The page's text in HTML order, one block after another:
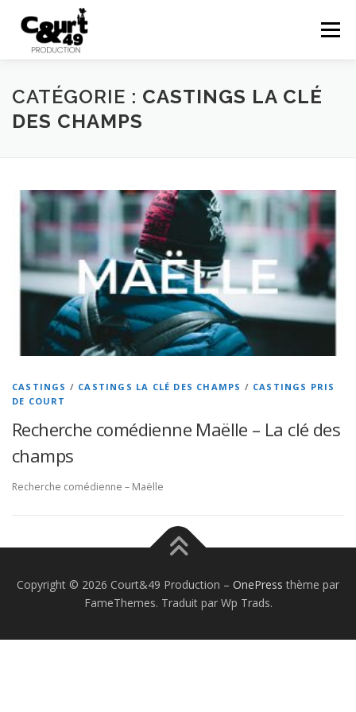
Menu
EN SAVOIR PLUS ACTUALITÉS RÉALISATIONS
CONTACT
CATÉGORIE : CASTINGS LA CLÉ
DES CHAMPS
CASTINGS / CASTINGS LA CLÉ DES CHAMPS / CASTINGS PRIS
DE COURT
Recherche comédienne Maëlle – La clé des
champs
Recherche comédienne – Maëlle
Copyright © 2026 Court&49 Production – OnePress thème par
FameThemes. Traduit par Wp Trads.